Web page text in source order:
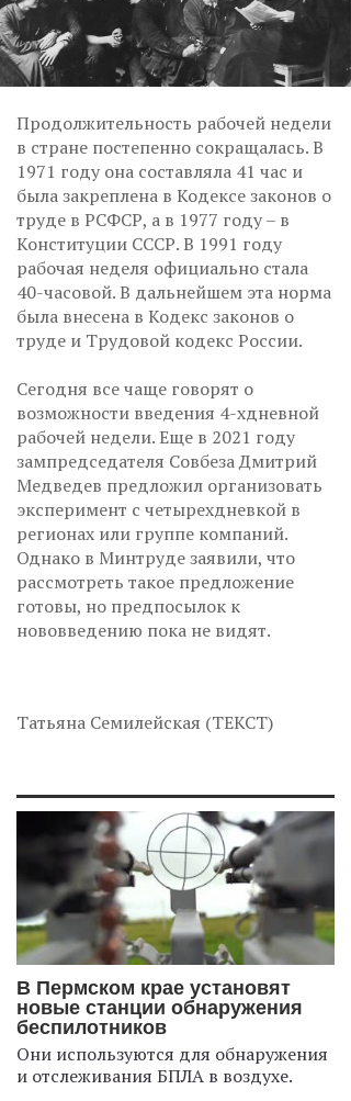
Продолжительность рабочей недели
в стране постепенно сокращалась. В
1971 году она составляла 41 час и
была закреплена в Кодексе законов о
труде в РСФСР, а в 1977 году – в
Конституции СССР. В 1991 году
рабочая неделя официально стала
40-часовой. В дальнейшем эта норма
была внесена в Кодекс законов о
труде и Трудовой кодекс России.
Сегодня все чаще говорят о
возможности введения 4-хдневной
рабочей недели. Еще в 2021 году
зампредседателя Совбеза Дмитрий
Медведев предложил организовать
эксперимент с четырехдневкой в
регионах или группе компаний.
Однако в Минтруде заявили, что
рассмотреть такое предложение
готовы, но предпосылок к
нововведению пока не видят.
Татьяна Семилейская (ТЕКСТ)
В Пермском крае установят
новые станции обнаружения
беспилотников
Они используются для обнаружения
и отслеживания БПЛА в воздухе.